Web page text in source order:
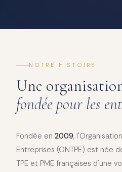
NOTRE HISTOIRE
Une
fondée pour les
Fondée en 2009,
Entreprises (ONTPE) est née
TPE et PME françaises d'une